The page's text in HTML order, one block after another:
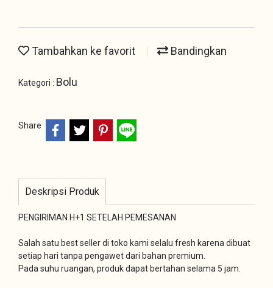
Tambahkan ke favorit Bandingkan
Kategori : Bolu
Share
Deskripsi Produk
PENGIRIMAN H+1 SETELAH PEMESANAN
Salah satu best seller di toko kami selalu fresh karena dibuat
setiap hari tanpa pengawet dari bahan premium.
Pada suhu ruangan, produk dapat bertahan selama 5 jam.